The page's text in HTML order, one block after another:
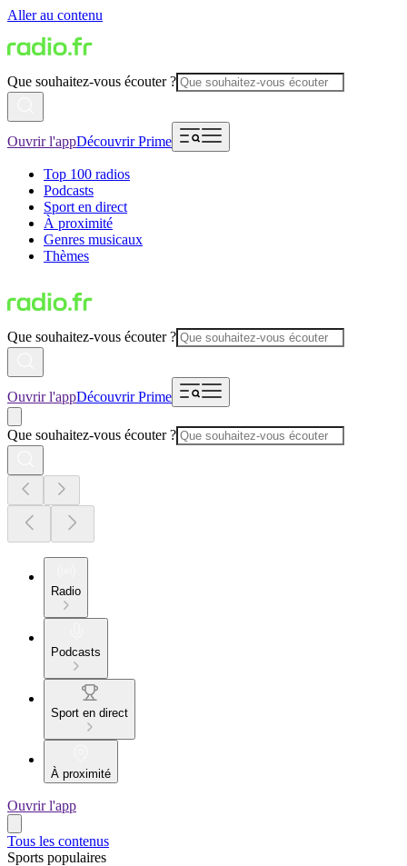
Aller au contenu
Que souhaitez-vous écouter ?
Ouvrir l'appDécouvrir Prime
Top 100 radios
Podcasts
Sport en direct
À proximité
Genres musicaux
Thèmes
Que souhaitez-vous écouter ?
Ouvrir l'appDécouvrir Prime
Que souhaitez-vous écouter ?
Radio
Podcasts
Sport en direct
À proximité
Ouvrir l'app
Tous les contenus
Sports populaires